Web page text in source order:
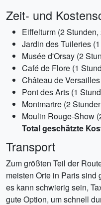
Zeit- und
Eiffelturm (2 Stunden,
Jardin des Tuileries
Musée d'Orsay (2
Café de Flore (1
Château de
Pont des Arts (1
Montmartre (2
Moulin Rouge-Show
Total geschätzte
Transport
Zum größten Teil der
meisten Orte in Paris sind
es kann schwierig sein,
gute Option, um schnell